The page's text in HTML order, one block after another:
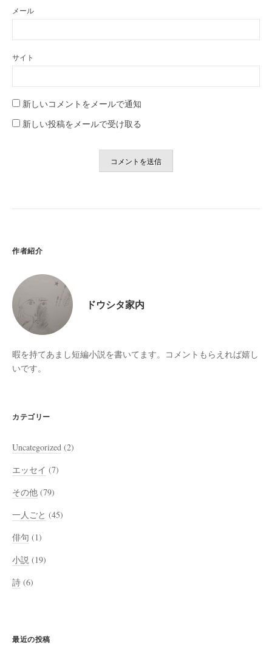
メール
サイト
新しいコメントをメールで通知
新しい投稿をメールで受け取る
作者紹介
ドウシタ家内
暇を持てあまし短編小説を書いてます。コメントもらえれば嬉し
いです。
カテゴリー
Uncategorized (2)
エッセイ (7)
その他 (79)
一人ごと (45)
俳句 (1)
小説 (19)
詩 (6)
最近の投稿